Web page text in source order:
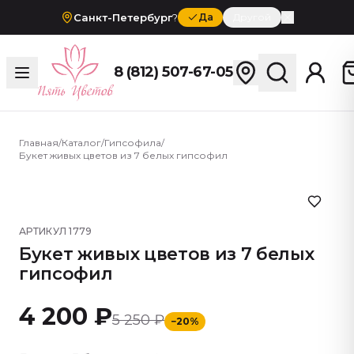
Санкт-Петербург? Да
8 (812) 507-67-05
Главная/Каталог/Гипсофила/
Букет живых цветов из 7 белых гипсофил
АРТИКУЛ1779
Букет живых цветов из 7 белых
гипсофил
4 200 ₽5 250 ₽ −20%